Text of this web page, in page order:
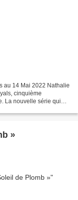
cinquième
La nouvelle série qui
»